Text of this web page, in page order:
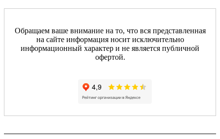
Обращаем ваше внимание на то, что вся представленная
на сайте информация носит исключительно
информационный характер и не является публичной
офертой.